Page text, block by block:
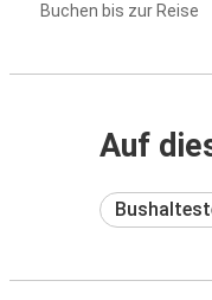
Buchen bis zur Reise
Auf